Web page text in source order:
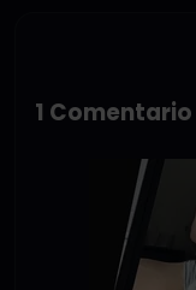
1 Comentario